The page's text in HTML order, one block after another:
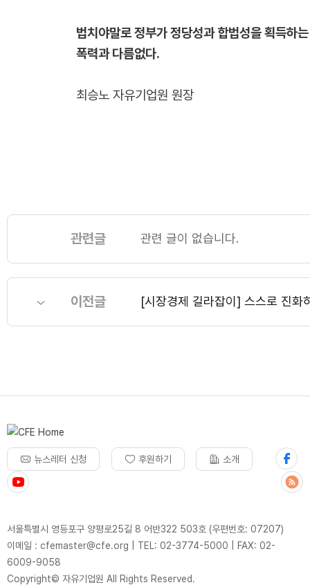
법치야말로 정부가 정당성과 합법성을 획득하
폭력과 다름없다.
최승노 자유기업원 원장
관련글 관련 글이 없습니다.
이전글 [시장경제 길라잡이] 스스로 진화
뉴스레터 신청 후원하기 소개
서울특별시 영등포구 양평로25길 8 어반322 503호 (우편번호: 07207)
이메일 : cfemaster@cfe.org
TEL: 02-3774-5000
FAX: 02-
6009-9058
Copyright© 자유기업원 All Rights Reserved.